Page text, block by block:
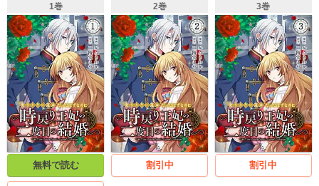
し、ダーヴィットと結婚しない道を選ぶ。けれど再会した彼は、なぜか以前と
はまるで別人のように激しくアプローチしてきて……？「お前に、もう一度会
いたかった」あなたと結婚したい令嬢は他にもいるのに、どうして私に執着す
るの……？切なくほろ苦い逆行ラブストーリー。
1巻
無料で読む
2巻
割引中
3巻
割引中